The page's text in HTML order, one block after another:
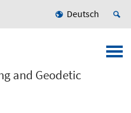
Deutsch
and Geodetic